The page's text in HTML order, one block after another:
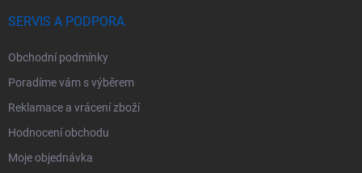
SERVIS A PODPORA
Obchodní podmínky
Poradíme vám s výběrem
Reklamace a vrácení zboží
Hodnocení obchodu
Moje objednávka